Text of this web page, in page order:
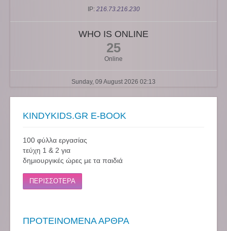
IP: 216.73.216.230
WHO IS ONLINE
25
Online
Sunday, 09 August 2026 02:13
KINDYKIDS.GR E-BOOK
100 φύλλα εργασίας
τεύχη 1 & 2 για
δημιουργικές ώρες με τα παιδιά
ΠΕΡΙΣΣΟΤΕΡΑ
ΠΡΟΤΕΙΝΟΜΕΝΑ ΑΡΘΡΑ